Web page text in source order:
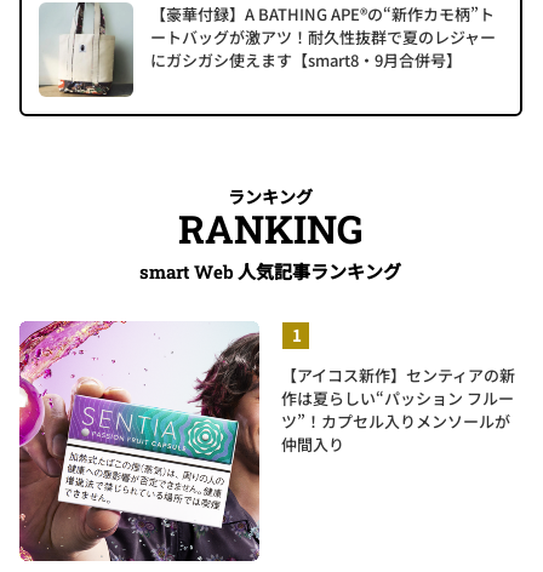
【豪華付録】A BATHING APE®の“新作カモ柄”ト
ートバッグが激アツ！耐久性抜群で夏のレジャー
にガシガシ使えます【smart8・9月合併号】
ランキング
RANKING
smart Web 人気記事ランキング
【アイコス新作】センティアの新
作は夏らしい“パッション フルー
ツ”！カプセル入りメンソールが
仲間入り